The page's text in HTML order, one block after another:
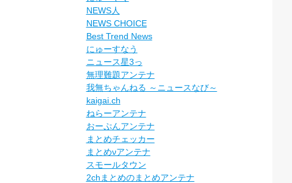
NEWS人
NEWS CHOICE
Best Trend News
にゅーすなう
ニュース星3っ
無理難題アンテナ
我無ちゃんねる ～ニュースなび～
kaigai.ch
ねらーアンテナ
おーぷんアンテナ
まとめチェッカー
まとめνアンテナ
スモールタウン
2chまとめのまとめアンテナ